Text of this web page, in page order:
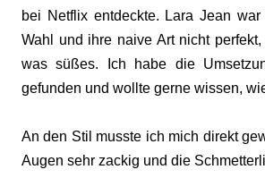
bei Netflix entdeckte. Lara Jean
Wahl und ihre naive Art nicht
was süßes. Ich habe die
gefunden und wollte gerne wissen,
An den Stil musste ich mich direkt
Augen sehr zackig und die